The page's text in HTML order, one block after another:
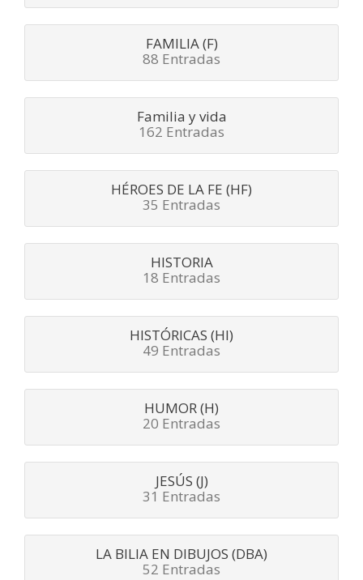
FAMILIA (F)
88 Entradas
Familia y vida
162 Entradas
HÉROES DE LA FE (HF)
35 Entradas
HISTORIA
18 Entradas
HISTÓRICAS (HI)
49 Entradas
HUMOR (H)
20 Entradas
JESÚS (J)
31 Entradas
LA BILIA EN DIBUJOS (DBA)
52 Entradas